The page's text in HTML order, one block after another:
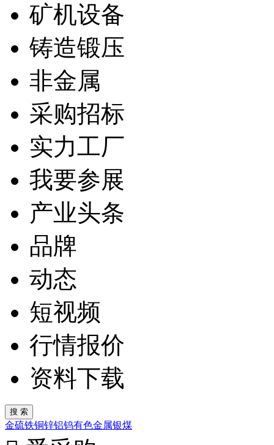
矿机设备
铸造锻压
非金属
采购招标
实力工厂
我要参展
产业头条
品牌
动态
短视频
行情报价
资料下载
金硫铁铜锌铝钨有色金属银煤